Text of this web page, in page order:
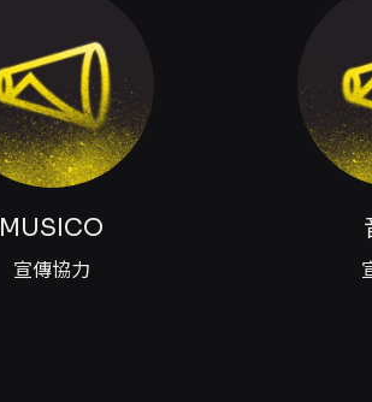
席、輪椅陪同席、優惠套票、特殊張
退票（電子票或尚未取紙本票）：以
00:00為系統結算暫停時段。 - ATM轉
手續費由銀行收取，退票時轉帳手續
資料（郵戳為憑）。 其他注意事項 -
品會員、玉山信用卡卡友、國泰世華
系統將優先退還文化幣與點數，並於
組合，退票請依套票或組合之退票規
表演人員／節目內容於預定表演前發
MUSICO
宣傳協力